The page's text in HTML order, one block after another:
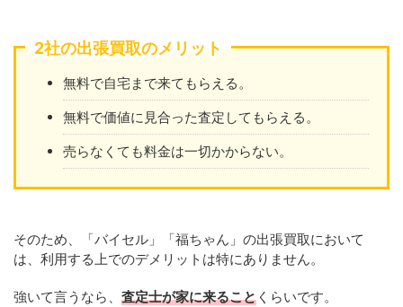
2社の出張買取のメリット
無料で自宅まで来てもらえる。
無料で価値に見合った査定してもらえる。
売らなくても料金は一切かからない。
そのため、「バイセル」「福ちゃん」の出張買取において
は、利用する上でのデメリットは特にありません。
強いて言うなら、 査定士が家に来ること くらいです。